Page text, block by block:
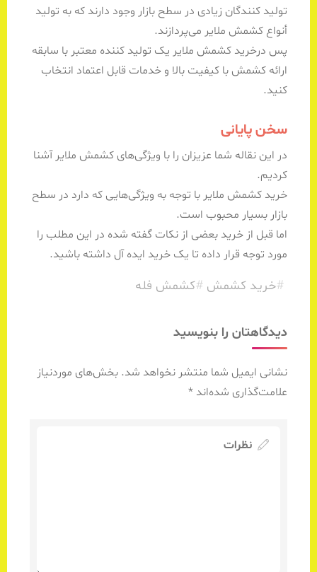
تولید کنندگان زیادی در سطح بازار وجود دارند که به تولید
أنواع کشمش ملایر می‌پردازند.
پس درخرید کشمش ملایر یک تولید کننده معتبر با سابقه
ارائه کشمش با کیفیت بالا و خدمات قابل اعتماد انتخاب
کنید.
سخن پایانی
در این نقاله شما عزیزان را با ویژگی‌های کشمش ملایر آشنا
کردیم.
خرید کشمش ملایر با توجه به ویژگی‌هایی که دارد در سطح
بازار بسیار محبوب است.
اما قبل از خرید بعضی از نکات گفته شده در این مطلب را
مورد توجه قرار داده تا یک خرید ایده‌ آل داشته باشید.
#خرید کشمش #کشمش فله
دیدگاهتان را بنویسید
نشانی ایمیل شما منتشر نخواهد شد. بخش‌های موردنیاز
علامت‌گذاری شده‌اند *